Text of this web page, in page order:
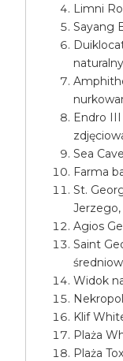
Limni
Sayang
Endro
Sea
Farma
St.
Agios
Saint
Widok
Klif
Plaża
Plaża